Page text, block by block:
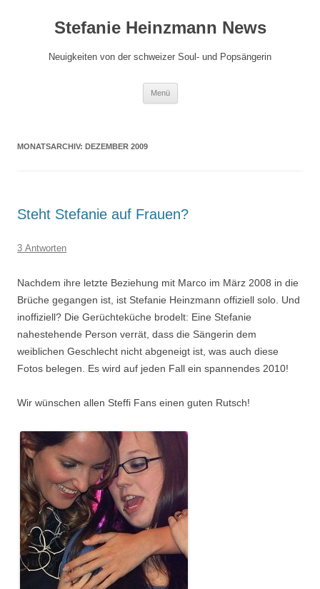
springenStefanie Heinzmann News
Neuigkeiten von der schweizer Soul- und Popsängerin
Menü
MONATSARCHIV: DEZEMBER 2009
Steht Stefanie auf Frauen?
3 Antworten
Nachdem ihre letzte Beziehung mit Marco im März 2008 in die
Brüche gegangen ist, ist Stefanie Heinzmann offiziell solo. Und
inoffiziell? Die Gerüchteküche brodelt: Eine Stefanie
nahestehende Person verrät, dass die Sängerin dem
weiblichen Geschlecht nicht abgeneigt ist, was auch diese
Fotos belegen. Es wird auf jeden Fall ein spannendes 2010!
Wir wünschen allen Steffi Fans einen guten Rutsch!